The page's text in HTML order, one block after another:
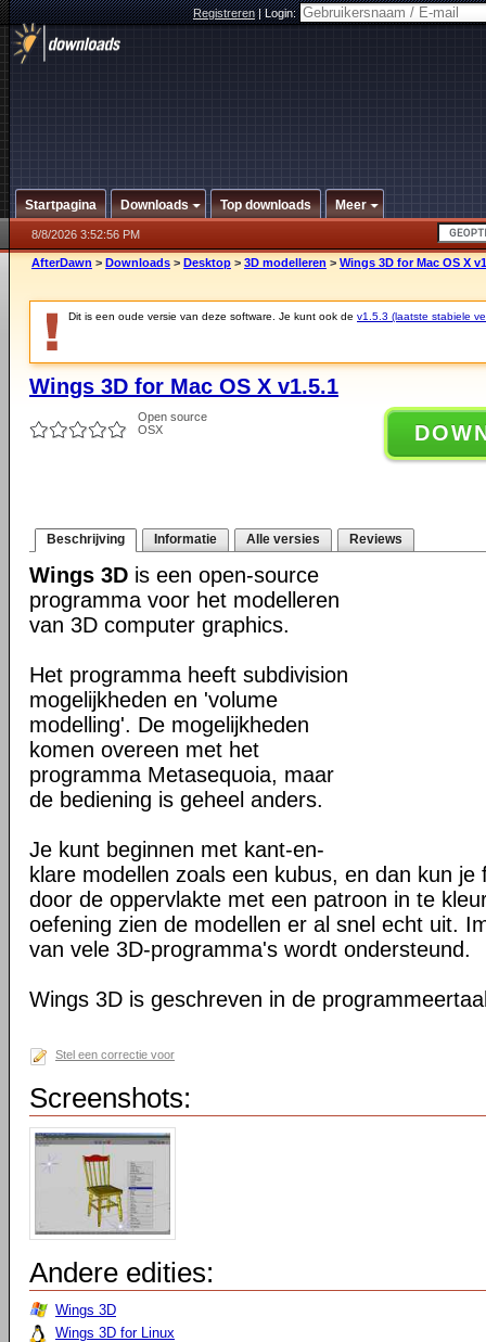
Registreren|Login:
Startpagina Downloads Top downloads Meer
8/8/2026 3:52:56 PM
AfterDawn > Downloads > Desktop > 3D modelleren > Wings 3D for Mac OS X
Dit is een oude versie van deze software. Je kunt ook de v1.5.3 (laatste stabiele
Wings 3D for Mac OS X v1.5.1
Open source
OSX
Beschrijving Informatie Alle versies Reviews
Wings 3D is een open-source
programma voor het modelleren
van 3D computer graphics.
Het programma heeft subdivision
mogelijkheden en 'volume
modelling'. De mogelijkheden
komen overeen met het
programma Metasequoia, maar
de bediening is geheel anders.
Je kunt beginnen met kant-en-
klare modellen zoals een kubus, en dan kun
door de oppervlakte met een patroon in te
oefening zien de modellen er al snel echt uit.
van vele 3D-programma's wordt ondersteund.
Wings 3D is geschreven in de
Stel een correctie voor
Screenshots:
Andere edities:
Wings 3D
Wings 3D for Linux